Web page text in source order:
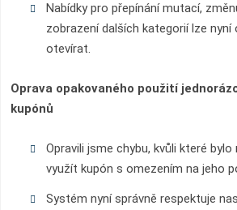
Nabídky pro přepínání mutací,
zobrazení dalších kategorií lze nyní
otevírat.
Oprava opakovaného použití
kupónů
Opravili jsme chybu, kvůli které
využít kupón s omezením na jeho
Systém nyní správně respektuje